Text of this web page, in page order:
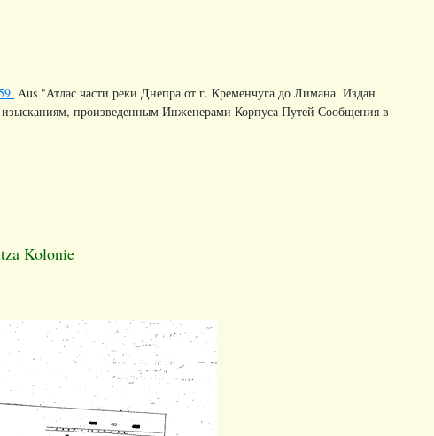
Aus "Атлас части реки Днепра от г. Кременчуга до Лимана. Издан
произведенным Инженерами Корпуса Путей Сообщения в
Kolonie